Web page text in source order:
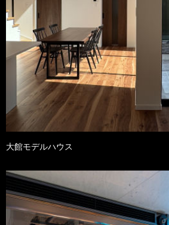
大館モデルハウス